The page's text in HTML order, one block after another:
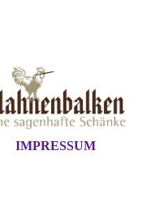
IMPRESSUM